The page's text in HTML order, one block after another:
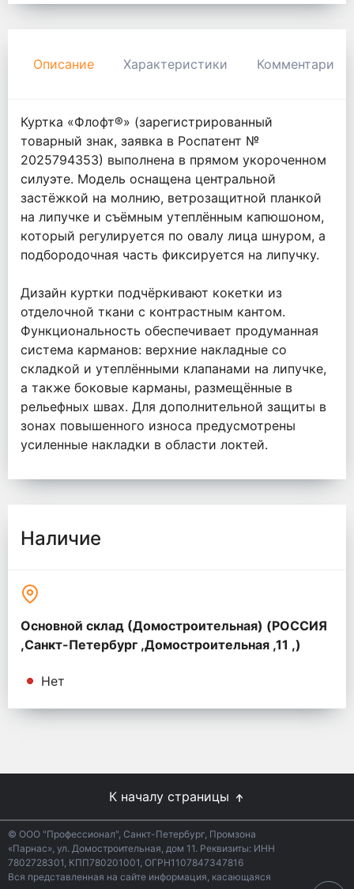
Описание Характеристики Комментарии
Куртка «Флофт®» (зарегистрированный
товарный знак, заявка в Роспатент №
2025794353) выполнена в прямом укороченном
силуэте. Модель оснащена центральной
застёжкой на молнию, ветрозащитной планкой
на липучке и съёмным утеплённым капюшоном,
который регулируется по овалу лица шнуром, а
подбородочная часть фиксируется на липучку.
Дизайн куртки подчёркивают кокетки из
отделочной ткани с контрастным кантом.
Функциональность обеспечивает продуманная
система карманов: верхние накладные со
складкой и утеплёнными клапанами на липучке,
а также боковые карманы, размещённые в
рельефных швах. Для дополнительной защиты в
зонах повышенного износа предусмотрены
усиленные накладки в области локтей.
Наличие
Основной склад (Домостроительная) (РОССИЯ
,Санкт-Петербург ,Домостроительная ,11 ,)
Нет
К началу страницы
© ООО "Профессионал", Санкт-Петербург, Промзона
«Парнас», ул. Домостроительная, дом 11. Реквизиты: ИНН
7802728301, КПП780201001, ОГРН1107847347816
Вся представленная на сайте информация, касающаяся